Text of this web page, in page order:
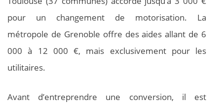
pour un changement de motorisation. La
métropole de Grenoble offre des aides allant de 6
000 à 12 000 €, mais exclusivement pour les
utilitaires.
Avant d’entreprendre une conversion, il est